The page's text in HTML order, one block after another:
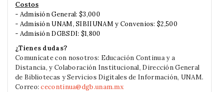
Costos
- Admisión General: $3,000
- Admisión UNAM, SIBIIUNAM y Convenios:$2,500
- Admisión DGBSDI: $1,800
¿Tienes dudas?
Comunícate con nosotros: Educación Continua y a
Distancia, y Colaboración Institucional, Dirección General
de Bibliotecas y Servicios Digitales de Información, UNAM.
Correo:cecontinua@dgb.unam.mx